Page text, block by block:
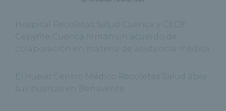
Hospital Recoletas Salud Cuenca y CEOE
Cepyme Cuenca firman un acuerdo de
colaboración en materia de asistencia médica
El nuevo Centro Médico Recoletas Salud abre
sus puertas en Benavente